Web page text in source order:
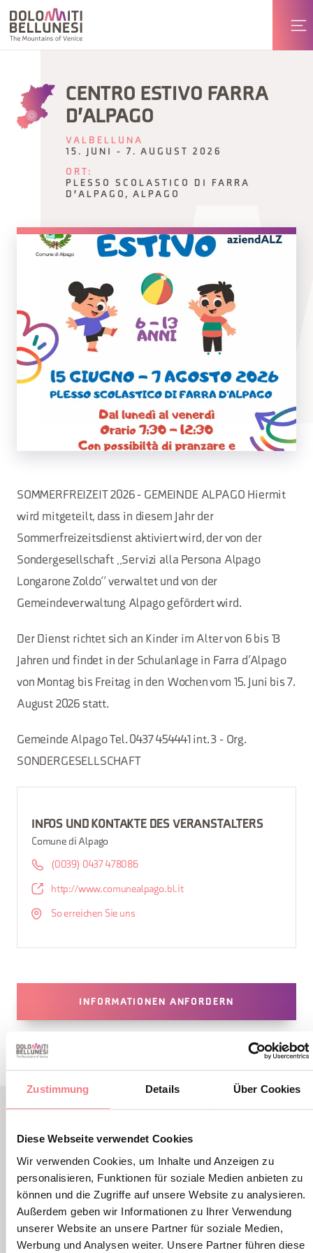
Zustimmung Details Über Cookies
Diese Webseite verwendet Cookies
Wir verwenden Cookies, um Inhalte und Anzeigen zu
personalisieren, Funktionen für soziale Medien anbieten zu
können und die Zugriffe auf unsere Website zu analysieren.
Außerdem geben wir Informationen zu Ihrer Verwendung
unserer Website an unsere Partner für soziale Medien,
Werbung und Analysen weiter. Unsere Partner führen diese
CENTRO ESTIVO FARRA
D'ALPAGO
VALBELLUNA
15. JUNI - 7. AUGUST 2026
ORT:
PLESSO SCOLASTICO DI FARRA
D'ALPAGO, ALPAGO
SOMMERFREIZEIT 2026 - GEMEINDE ALPAGO Hiermit
wird mitgeteilt, dass in diesem Jahr der
Sommerfreizeitsdienst aktiviert wird, der von der
Sondergesellschaft „Servizi alla Persona Alpago
Longarone Zoldo“ verwaltet und von der
Gemeindeverwaltung Alpago gefördert wird.
Der Dienst richtet sich an Kinder im Alter von 6 bis 13
Jahren und findet in der Schulanlage in Farra d’Alpago
von Montag bis Freitag in den Wochen vom 15. Juni bis 7.
August 2026 statt.
Gemeinde Alpago Tel. 0437 454441 int. 3 - Org.
SONDERGESELLSCHAFT
INFOS UND KONTAKTE DES VERANSTALTERS
Comune di Alpago
(0039) 0437 478086
http://www.comunealpago.bl.it
So erreichen Sie uns
INFORMATIONEN ANFORDERN
ALTRI EVENTI